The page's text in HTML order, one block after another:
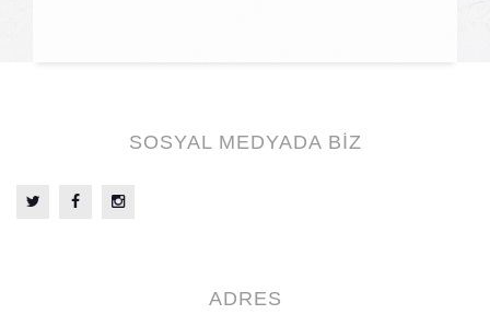
SOSYAL MEDYADA BİZ
ADRES